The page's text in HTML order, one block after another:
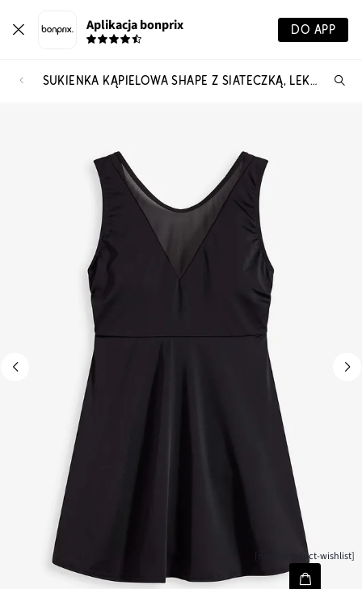
Aplikacja bonprix DO APP
SUKIENKA KĄPIELOWA SHAPE Z SIATECZKĄ, LEKKI STOPIEŃ MODELOWANIA SYLWETKI
[node-product-wishlist]